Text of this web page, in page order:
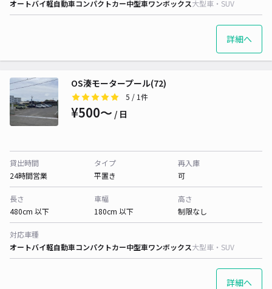
オートバイ軽自動車コンパクトカー中型車ワンボックス大型車・SUV
詳細へ
OS湊モータープール(72)
5 / 1件
¥500〜 / 日
貸出時間
24時間営業
タイプ
平置き
再入庫
可
長さ
480cm 以下
車幅
180cm 以下
高さ
制限なし
対応車種
オートバイ軽自動車コンパクトカー中型車ワンボックス大型車・SUV
詳細へ